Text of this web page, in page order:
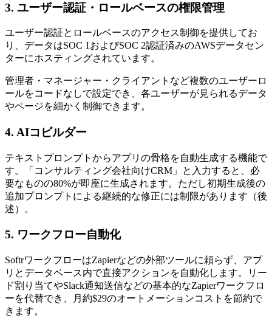
3. ユーザー認証・ロールベースの権限管理
ユーザー認証とロールベースのアクセス制御を提供してお
り、データはSOC 1およびSOC 2認証済みのAWSデータセン
ターにホスティングされています。
管理者・マネージャー・クライアントなど複数のユーザーロ
ールをコードなしで設定でき、各ユーザーが見られるデータ
やページを細かく制御できます。
4. AIコビルダー
テキストプロンプトからアプリの骨格を自動生成する機能で
す。「コンサルティング会社向けCRM」と入力すると、必
要なものの80%が即座に生成されます。ただし初期生成後の
追加プロンプトによる継続的な修正には制限があります（後
述）。
5. ワークフロー自動化
SoftrワークフローはZapierなどの外部ツールに頼らず、アプ
リとデータベース内で直接アクションを自動化します。リー
ド割り当てやSlack通知送信などの基本的なZapierワークフロ
ーを代替でき、月約$29のオートメーションコストを節約で
きます。